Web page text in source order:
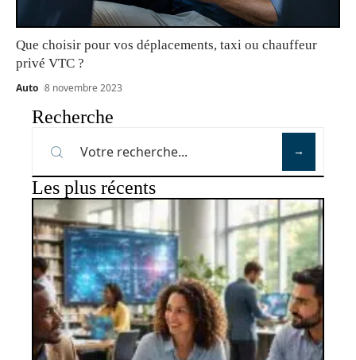
Que choisir pour vos déplacements, taxi ou chauffeur
privé VTC ?
Auto 8 novembre 2023
Recherche
Les plus récents